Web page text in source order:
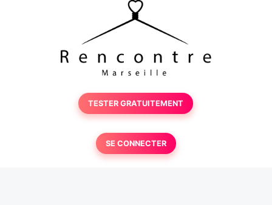
TESTER GRATUITEMENT
SE CONNECTER